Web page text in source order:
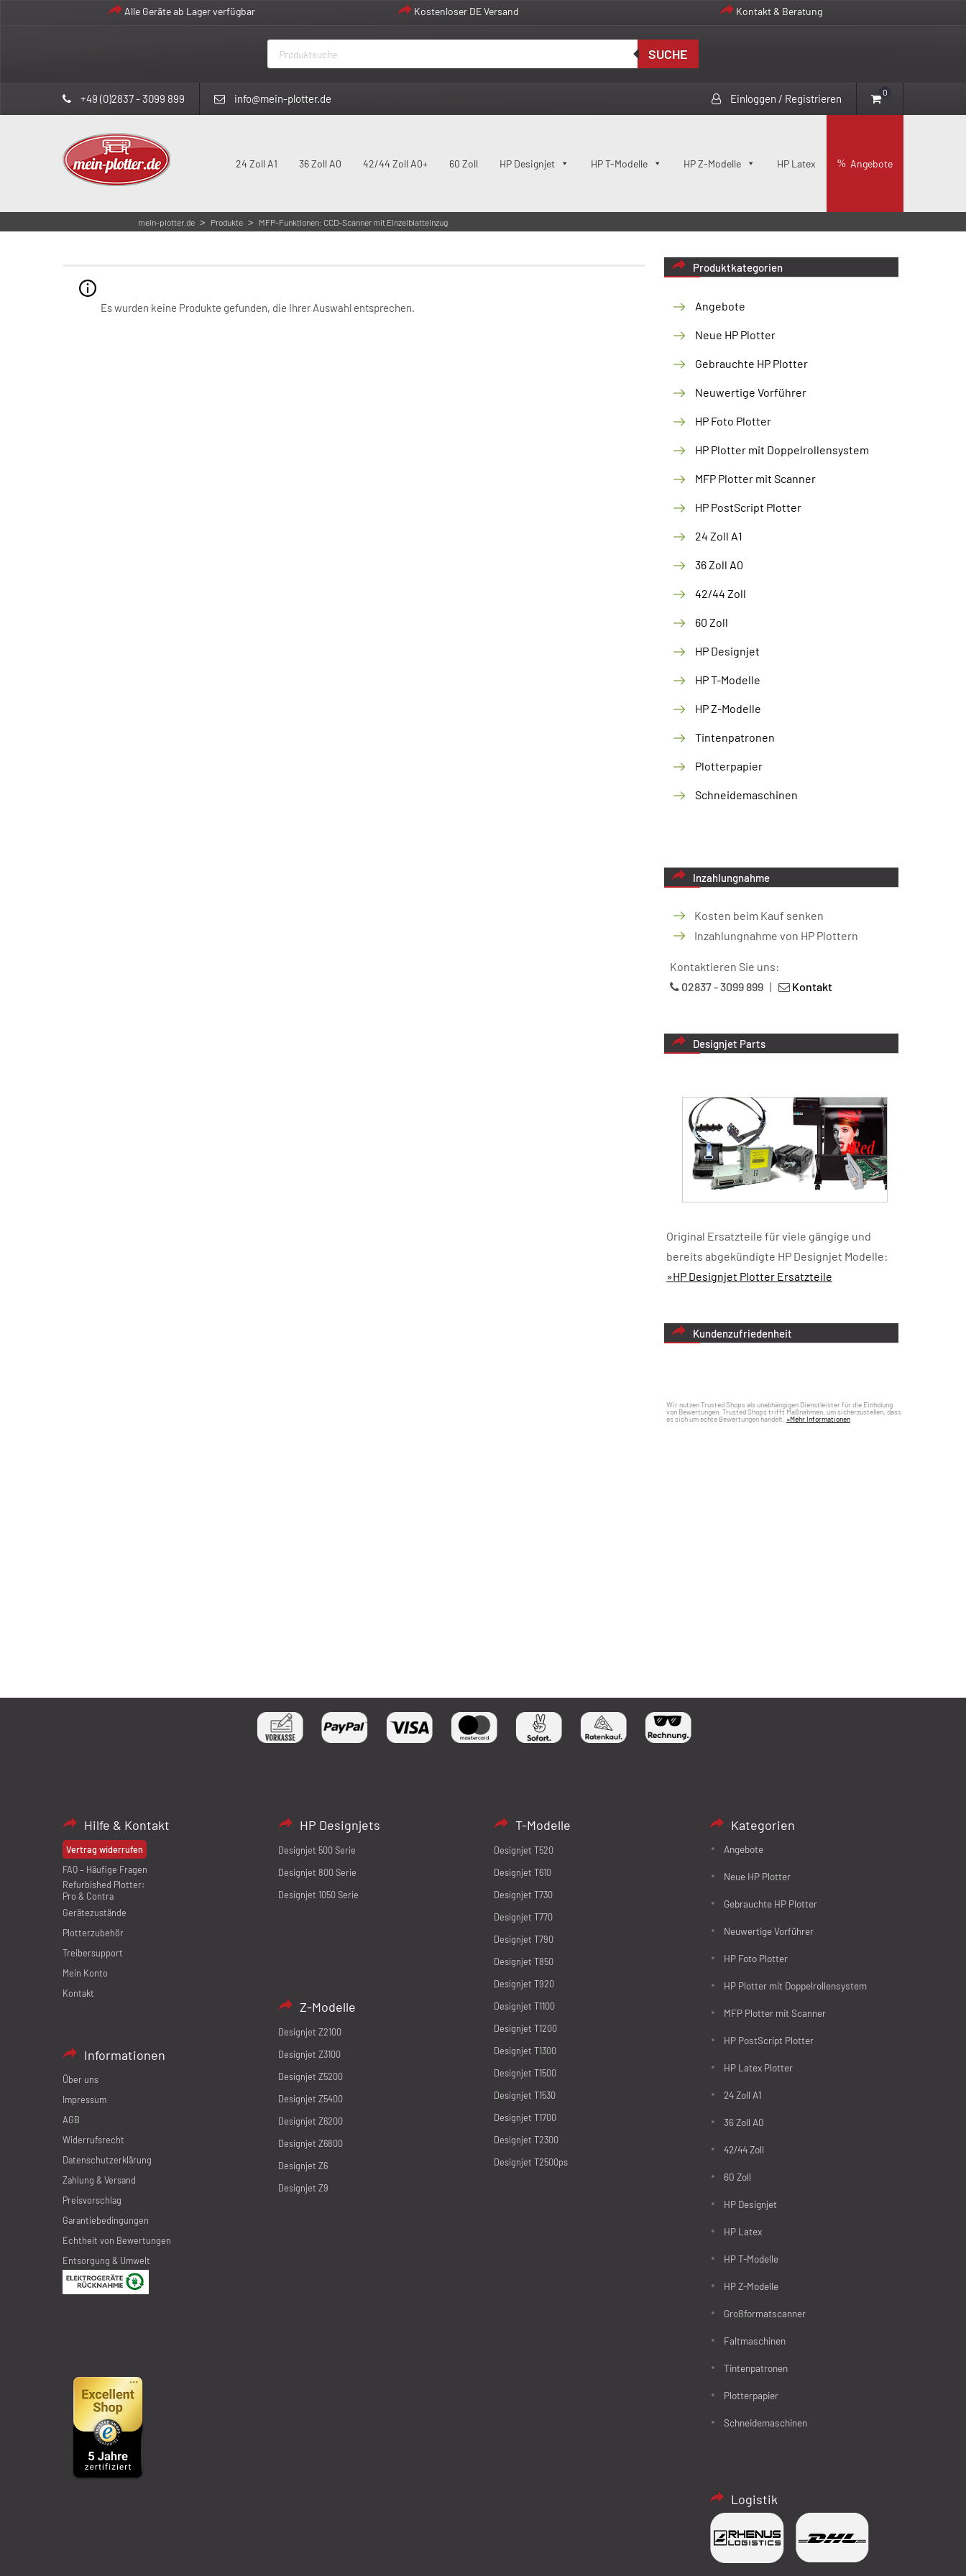
Alle Geräte ab Lager verfügbar Kostenloser DE Versand Kontakt & Beratung
Products
search
SUCHE
+49 (0)2837 - 3099 899 info@mein-plotter.de Einloggen / Registrieren 0
24 Zoll A1 36 Zoll A0 42/44 Zoll A0+ 60 Zoll HP Designjet HP T-Modelle HP Z-Modelle HP Latex Angebote
mein-plotter.de > Produkte > MFP-Funktionen: CCD-Scanner mit Einzelblatteinzug
Es wurden keine Produkte gefunden, die Ihrer Auswahl entsprechen.
Produktkategorien
Angebote
Neue HP Plotter
Gebrauchte HP Plotter
Neuwertige Vorführer
HP Foto Plotter
HP Plotter mit Doppelrollensystem
MFP Plotter mit Scanner
HP PostScript Plotter
24 Zoll A1
36 Zoll A0
42/44 Zoll
60 Zoll
HP Designjet
HP T-Modelle
HP Z-Modelle
Tintenpatronen
Plotterpapier
Schneidemaschinen
Inzahlungnahme
Kosten beim Kauf senken
Inzahlungnahme von HP Plottern
Kontaktieren Sie uns:
02837 - 3099 899 | Kontakt
Designjet Parts
Original Ersatzteile für viele gängige und
bereits abgekündigte HP Designjet Modelle:
»HP Designjet Plotter Ersatzteile
Kundenzufriedenheit
Wir nutzen Trusted Shops als unabhängigen Dienstleister für die Einholung
von Bewertungen. Trusted Shops trifft Maßnahmen, um sicherzustellen, dass
es sich um echte Bewertungen handelt. »Mehr Informationen
Hilfe & Kontakt
Vertrag widerrufen
FAQ – Häufige Fragen
Refurbished Plotter:
Pro & Contra
Gerätezustände
Plotterzubehör
Treibersupport
Mein Konto
Kontakt
Informationen
Über uns
Impressum
AGB
Widerrufsrecht
Datenschutzerklärung
Zahlung & Versand
Preisvorschlag
Garantiebedingungen
Echtheit von Bewertungen
Entsorgung & Umwelt
HP Designjets
Designjet 500 Serie
Designjet 800 Serie
Designjet 1050 Serie
Z-Modelle
Designjet Z2100
Designjet Z3100
Designjet Z5200
Designjet Z5400
Designjet Z6200
Designjet Z6800
Designjet Z6
Designjet Z9
T-Modelle
Designjet T520
Designjet T610
Designjet T730
Designjet T770
Designjet T790
Designjet T850
Designjet T920
Designjet T1100
Designjet T1200
Designjet T1300
Designjet T1500
Designjet T1530
Designjet T1700
Designjet T2300
Designjet T2500ps
Kategorien
Angebote
Neue HP Plotter
Gebrauchte HP Plotter
Neuwertige Vorführer
HP Foto Plotter
HP Plotter mit Doppelrollensystem
MFP Plotter mit Scanner
HP PostScript Plotter
HP Latex Plotter
24 Zoll A1
36 Zoll A0
42/44 Zoll
60 Zoll
HP Designjet
HP Latex
HP T-Modelle
HP Z-Modelle
Großformatscanner
Faltmaschinen
Tintenpatronen
Plotterpapier
Schneidemaschinen
Logistik